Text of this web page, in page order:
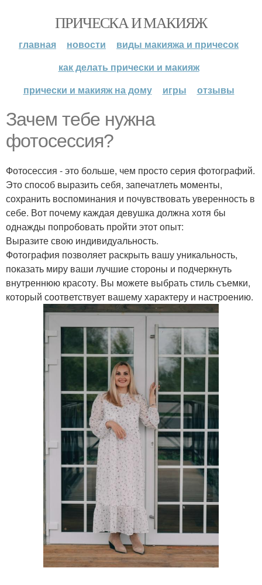
ПРИЧЕСКА И МАКИЯЖ
главная новости
виды макияжа и причесок
как делать прически и макияж
прически и макияж на дому
игры отзывы
Зачем тебе нужна
фотосессия?
Фотосессия - это больше, чем просто серия фотографий.
Это способ выразить себя, запечатлеть моменты,
сохранить воспоминания и почувствовать уверенность в
себе. Вот почему каждая девушка должна хотя бы
однажды попробовать пройти этот опыт:
Выразите свою индивидуальность.
Фотография позволяет раскрыть вашу уникальность,
показать миру ваши лучшие стороны и подчеркнуть
внутреннюю красоту. Вы можете выбрать стиль съемки,
который соответствует вашему характеру и настроению.